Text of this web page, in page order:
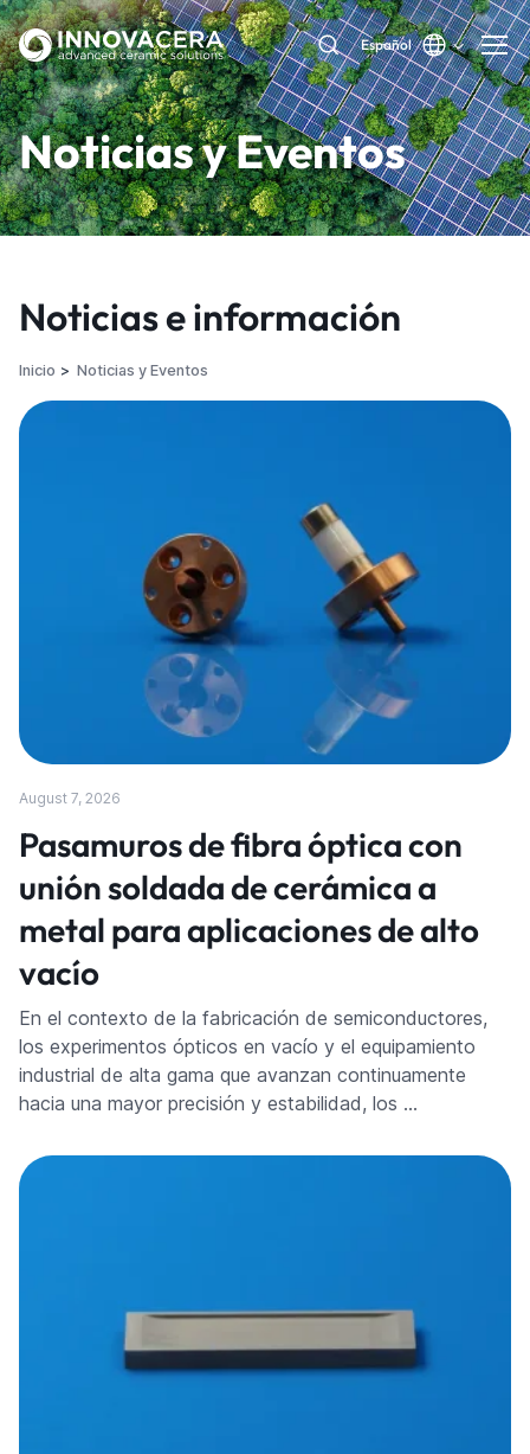
Español
Noticias y Eventos
Noticias e información
Inicio Noticias y Eventos
August 7, 2026
Pasamuros de fibra óptica con
unión soldada de cerámica a
metal para aplicaciones de alto
vacío
En el contexto de la fabricación de semiconductores,
los experimentos ópticos en vacío y el equipamiento
industrial de alta gama que avanzan continuamente
hacia una mayor precisión y estabilidad, los …